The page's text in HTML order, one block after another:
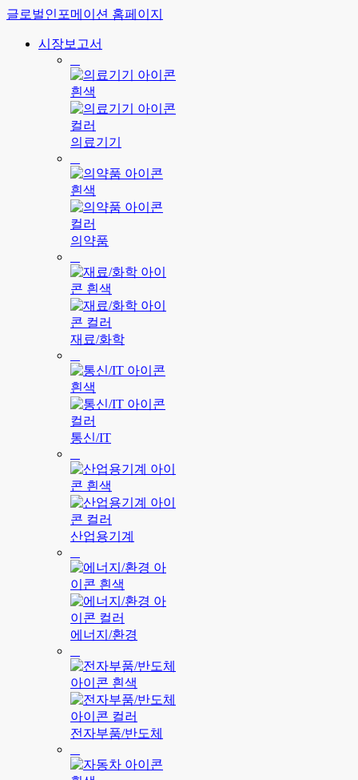
글로벌인포메이션 홈페이지
시장보고서
의료기기
의약품
재료/화학
통신/IT
산업용기계
에너지/환경
전자부품/반도체